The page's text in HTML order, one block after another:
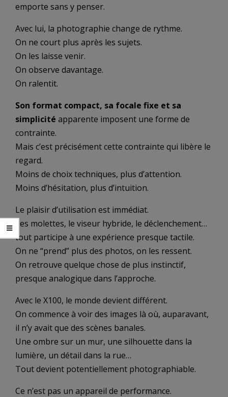
emporte sans y penser.
Avec lui, la photographie change de rythme.
On ne court plus après les sujets.
On les laisse venir.
On observe davantage.
On ralentit.
Son format compact, sa focale fixe et sa
simplicité apparente imposent une forme de
contrainte.
Mais c’est précisément cette contrainte qui libère le
regard.
Moins de choix techniques, plus d’attention.
Moins d’hésitation, plus d’intuition.
Le plaisir d’utilisation est immédiat.
Les molettes, le viseur hybride, le déclenchement…
tout participe à une expérience presque tactile.
On ne “prend” plus des photos, on les ressent.
On retrouve quelque chose de plus instinctif,
presque analogique dans l’approche.
Avec le X100, le monde devient différent.
On commence à voir des images là où, auparavant,
il n’y avait que des scènes banales.
Une ombre sur un mur, une silhouette dans la
lumière, un détail dans la rue…
Tout devient potentiellement photographiable.
Ce n’est pas un appareil de performance.